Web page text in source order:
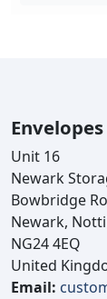
Unit 16
Newark
Bowbridge
Newark,
NG24 4EQ
United
Email: